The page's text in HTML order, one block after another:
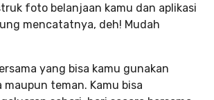
foto belanjaan kamu dan aplikasi
mencatatnya, deh! Mudah
yang bisa kamu gunakan
maupun teman. Kamu bisa